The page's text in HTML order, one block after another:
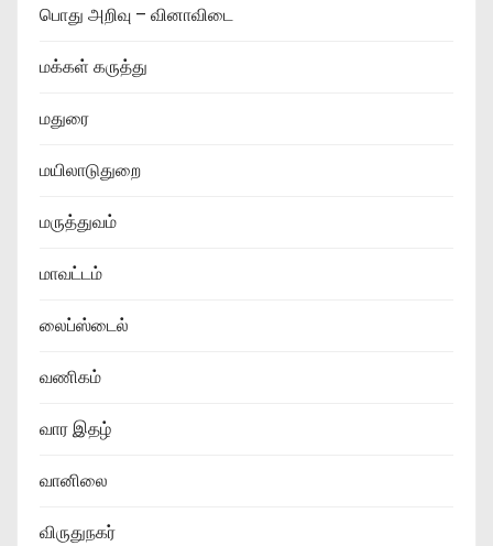
பொது அறிவு – வினாவிடை
மக்கள் கருத்து
மதுரை
மயிலாடுதுறை
மருத்துவம்
மாவட்டம்
லைப்ஸ்டைல்
வணிகம்
வார இதழ்
வானிலை
விருதுநகர்